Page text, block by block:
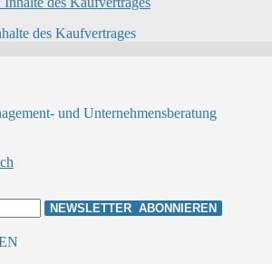
des Kaufvertrages
und Unternehmensberatung